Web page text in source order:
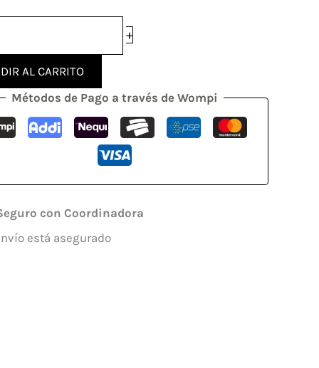
+
AL CARRITO
Métodos de Pago a través de Wompi
con Coordinadora
está asegurado